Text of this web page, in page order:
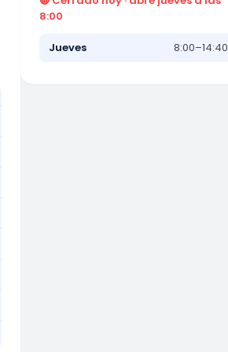
8:00
Jueves 8:00–14:40